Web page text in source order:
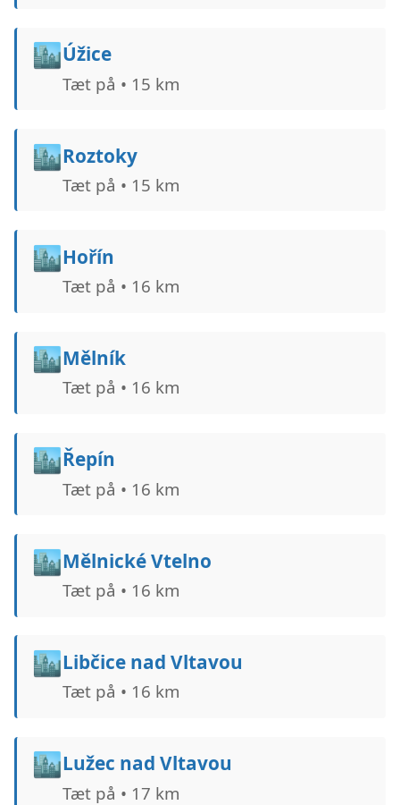
🏙️Úžice
Tæt på • 15 km
🏙️Roztoky
Tæt på • 15 km
🏙️Hořín
Tæt på • 16 km
🏙️Mělník
Tæt på • 16 km
🏙️Řepín
Tæt på • 16 km
🏙️Mělnické Vtelno
Tæt på • 16 km
🏙️Libčice nad Vltavou
Tæt på • 16 km
🏙️Lužec nad Vltavou
Tæt på • 17 km